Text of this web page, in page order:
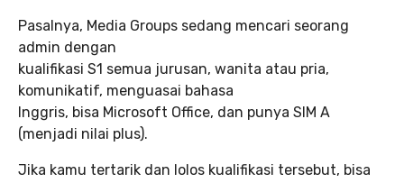
Pasalnya, Media Groups sedang mencari seorang
admin dengan
kualifikasi S1 semua jurusan, wanita atau pria,
komunikatif, menguasai bahasa
Inggris, bisa Microsoft Office, dan punya SIM A
(menjadi nilai plus).
Jika kamu tertarik dan lolos kualifikasi tersebut, bisa